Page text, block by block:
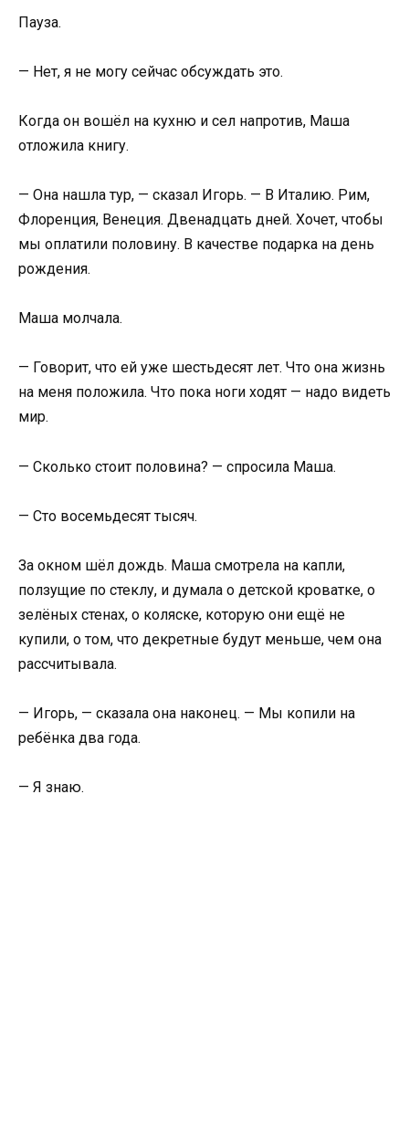
Пауза.
— Нет, я не могу сейчас обсуждать это.
Когда он вошёл на кухню и сел напротив, Маша
отложила книгу.
— Она нашла тур, — сказал Игорь. — В Италию. Рим,
Флоренция, Венеция. Двенадцать дней. Хочет, чтобы
мы оплатили половину. В качестве подарка на день
рождения.
Маша молчала.
— Говорит, что ей уже шестьдесят лет. Что она жизнь
на меня положила. Что пока ноги ходят — надо видеть
мир.
— Сколько стоит половина? — спросила Маша.
— Сто восемьдесят тысяч.
За окном шёл дождь. Маша смотрела на капли,
ползущие по стеклу, и думала о детской кроватке, о
зелёных стенах, о коляске, которую они ещё не
купили, о том, что декретные будут меньше, чем она
рассчитывала.
— Игорь, — сказала она наконец. — Мы копили на
ребёнка два года.
— Я знаю.